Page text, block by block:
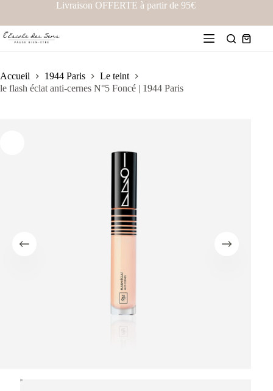
Livraison OFFERTE à partir de 95€
Accueil 1944 Paris
Le teint
le flash éclat anti-cernes N°5 Foncé | 1944 Paris